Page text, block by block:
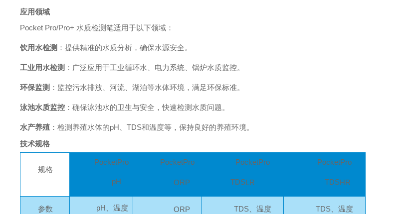
应用领域
Pocket Pro/Pro+ 水质检测笔适用于以下领域：
饮用水检测 ：提供精准的水质分析，确保水源安全。
工业用水检测 ：广泛应用于工业循环水、电力系统、锅炉水质监控。
环保监测 ：监控污水排放、河流、湖泊等水体环境，满足环保标准。
泳池水质监控 ：确保泳池水的卫生与安全，快速检测水质问题。
水产养殖 ：检测养殖水体的pH、TDS和温度等，保持良好的养殖环境。
技术规格
规格
PocketPro
pH
PocketPro
ORP
PocketPro
TDSLR
PocketPro
TDSHR
参数 pH 、温度 ORP TDS 、温度 TDS 、温度